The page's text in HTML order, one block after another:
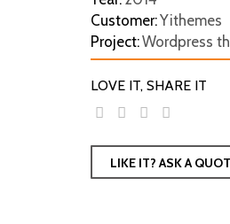
Customer:Yithemes
Project:Wordpress
LOVE IT, SHARE IT
LIKE IT? ASK A